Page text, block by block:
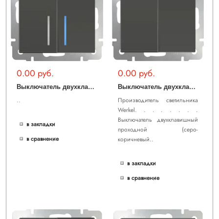
0.00 руб.
В
ыключатель двухклавишный с подсветкой (серо-коричневый) WL07-SW-2G-LED
..
в закладки
в сравнение
0.00 руб.
В
ыключатель двухклавишный проходной (серо-коричневый) WL07-SW-2G-2W
Производитель светильника
Werkel. . . . . . . .
Выключатель двухклавишный
проходной (серо-
коричневый..
в закладки
в сравнение